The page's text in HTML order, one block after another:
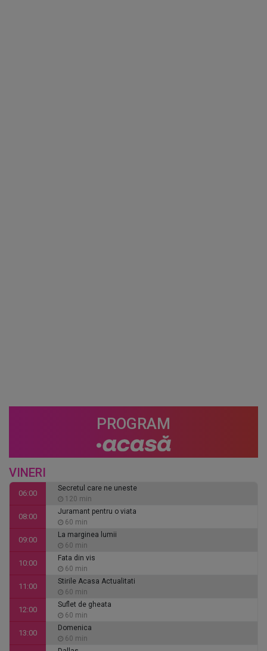
PROGRAM
VINERI
06:00
Secretul care ne uneste
120 min
08:00
Juramant pentru o viata
60 min
09:00
La marginea lumii
60 min
10:00
Fata din vis
60 min
11:00
Stirile Acasa Actualitati
60 min
12:00
Suflet de gheata
60 min
13:00
Domenica
60 min